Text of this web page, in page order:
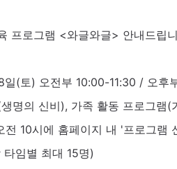
프로그램 <와글와글> 안내드립
(토) 오전부 10:00-11:30 / 오후
명의 신비), 가족 활동 프로그램(
10시에 홈페이지 내 '프로그램
임별 최대 15명)